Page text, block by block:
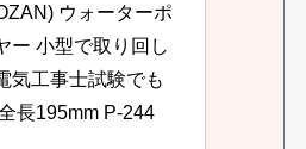
ウォーターポ
ー 小型で取り回し
気工事士試験でも
長195mm P-244